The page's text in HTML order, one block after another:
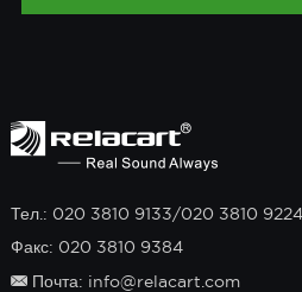
Тел.: 020 3810 9133/020 3810 9224
Факс: 020 3810 9384
Почта: info@relacart.com